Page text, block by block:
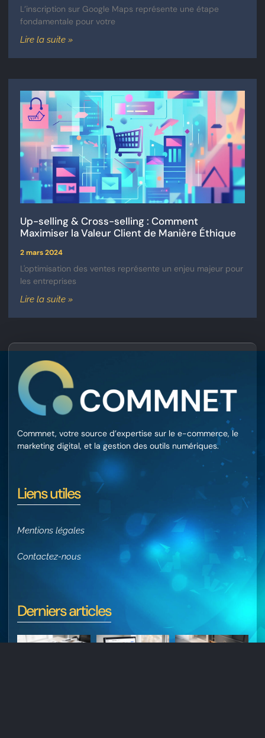
L’inscription sur Google Maps représente une étape
fondamentale pour votre
Lire la suite »
Up-selling & Cross-selling : Comment
Maximiser la Valeur Client de Manière Éthique
2 mars 2024
L'optimisation des ventes représente un enjeu majeur pour
les entreprises
Lire la suite »
Commnet, votre source d’expertise sur le e-commerce, le
marketing digital, et la gestion des outils numériques.
Liens utiles
Mentions légales
Contactez-nous
Derniers articles